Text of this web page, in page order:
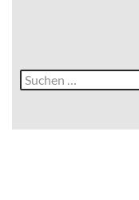
Suche
nach: